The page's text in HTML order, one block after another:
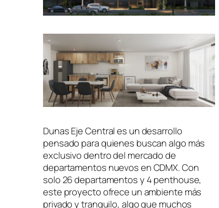
Dunas Eje Central es un desarrollo
pensado para quienes buscan algo más
exclusivo dentro del mercado de
departamentos nuevos en CDMX. Con
solo 26 departamentos y 4 penthouse,
este proyecto ofrece un ambiente más
privado y tranquilo, algo que muchos